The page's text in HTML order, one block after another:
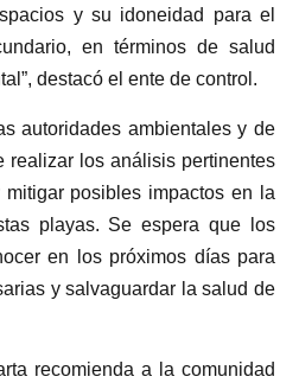
y su idoneidad para el
en términos de salud
destacó el ente de control.
autoridades ambientales y de
realizar los análisis pertinentes
posibles impactos en la
playas. Se espera que los
en los próximos días para
y salvaguardar la salud de
recomienda a la comunidad